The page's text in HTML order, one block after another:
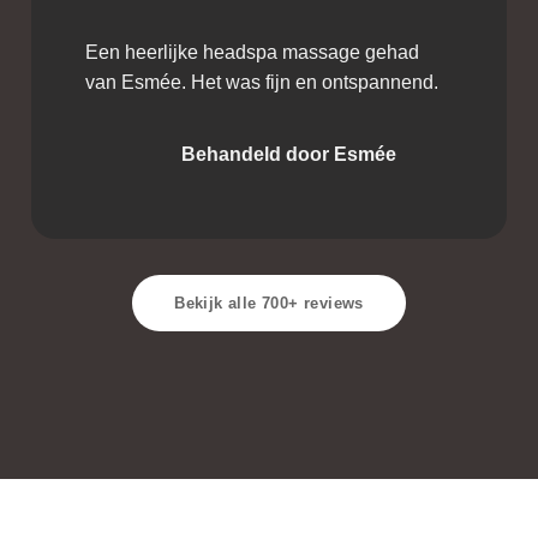
Een heerlijke headspa massage gehad
van Esmée. Het was fijn en ontspannend.
Behandeld door Esmée
Bekijk alle 700+ reviews